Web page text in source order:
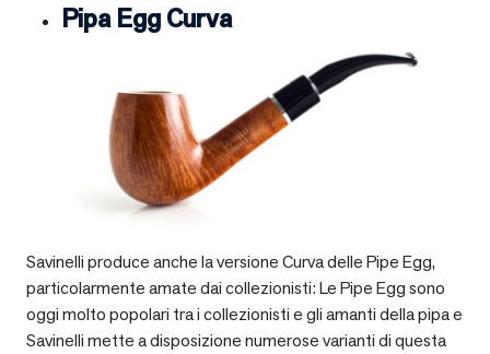
Pipa Egg Curva
Savinelli produce anche la versione Curva delle Pipe Egg,
particolarmente amate dai collezionisti: Le Pipe Egg sono
oggi molto popolari tra i collezionisti e gli amanti della pipa e
Savinelli mette a disposizione numerose varianti di questa